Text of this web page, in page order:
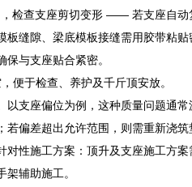
检查支座剪切变形 —— 若支座自
缝隙、梁底模板接缝需用胶带粘
与支座贴合紧密。
便于检查、养护及千斤顶安放。
支座偏位为例，这种质量问题通
偏差超出允许范围，则需重新浇筑
性施工方案：顶升及支座施工方
辅助施工。